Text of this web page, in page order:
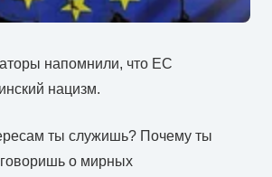
напомнили, что ЕС
нацизм.
ты служишь? Почему ты
говоришь о мирных